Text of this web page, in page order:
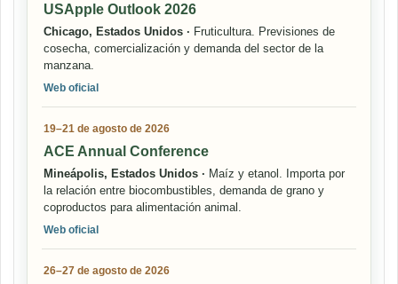
USApple Outlook 2026
Chicago, Estados Unidos · Fruticultura. Previsiones de
cosecha, comercialización y demanda del sector de la
manzana.
Web oficial
19–21 de agosto de 2026
ACE Annual Conference
Mineápolis, Estados Unidos · Maíz y etanol. Importa por
la relación entre biocombustibles, demanda de grano y
coproductos para alimentación animal.
Web oficial
26–27 de agosto de 2026